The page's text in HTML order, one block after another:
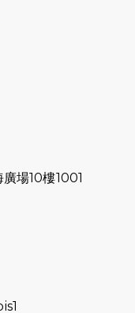
| 猛龍長跑會 -
「堅」並肩下周
勢待發
鄭子健(Jason)
員一號的領跑體
樂園」近8萬人
士入場促社會共
interview with
場10樓1001